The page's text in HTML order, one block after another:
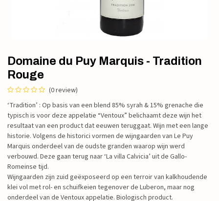
Domaine du Puy Marquis - Tradition
Rouge
(0 review)
‘Tradition’ : Op basis van een blend 85% syrah & 15% grenache die
typisch is voor deze appelatie “Ventoux” belichaamt deze wijn het
resultaat van een product dat eeuwen teruggaat. Wijn met een lange
historie. Volgens de historici vormen de wijngaarden van Le Puy
Marquis onderdeel van de oudste granden waarop wijn werd
verbouwd. Deze gaan terug naar ‘La villa Calvicia’ uit de Gallo-
Romeinse tijd.
Wijngaarden zijn zuid geëxposeerd op een terroir van kalkhoudende
klei vol met rol- en schuifkeien tegenover de Luberon, maar nog
onderdeel van de Ventoux appelatie. Biologisch product.